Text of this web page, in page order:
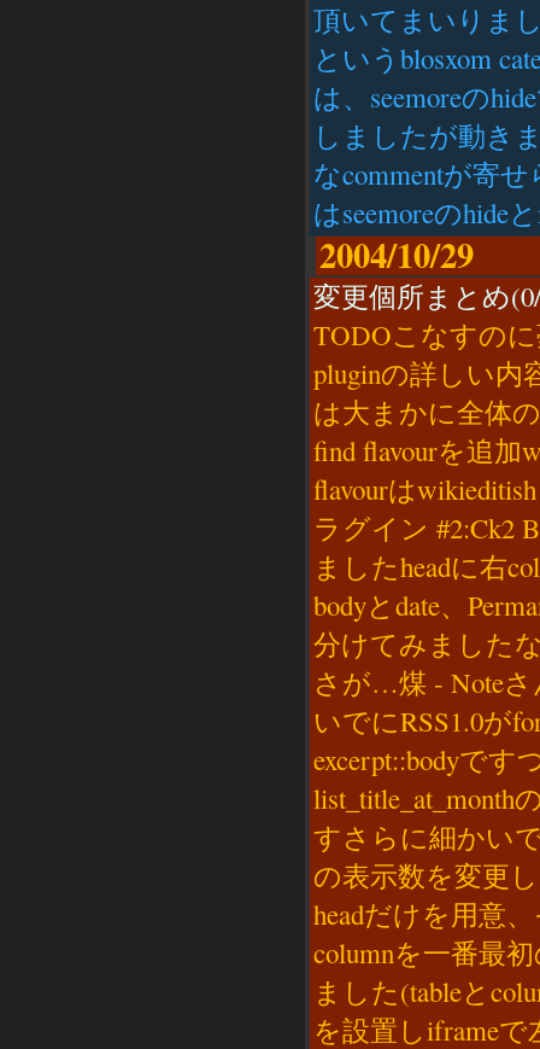
頂いてまいりま
というblosxom
は、seemoreの
しましたが動き
なcommentが寄
はseemoreのhide
2004/10/29
変更個所まとめ
TODOこなすの
pluginの詳しい
は大まかに全体
find flavourを追加
flavourは
ラグイン #2:Ck2
ましたheadに右
bodyとdate、
分けてみました
さが…煤 - Noteさ
いでにRSS1.0が
excerpt::bodyです
list_title_at_month
すさらに細かいで
の表示数を変更
headだけを用意
columnを一番最
ました(tableと
を設置しiframe